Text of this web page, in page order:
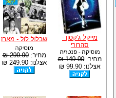
מייקל ג'קסון -
סהרורי
מוסיקה - פנטזיה
מחיר:149.90 ₪
אצלנו: 99.90 ₪
שבלול לול - מארז
מוסיקה
מחיר:299.90 ₪
אצלנו: 249.90 ₪